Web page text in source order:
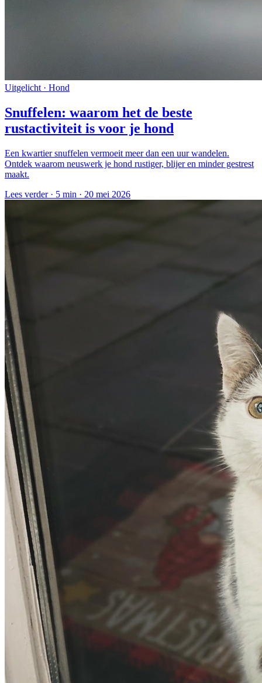
Uitgelicht · Hond
Snuffelen: waarom het de beste
rustactiviteit is voor je hond
Een kwartier snuffelen vermoeit meer dan een uur wandelen.
Ontdek waarom neuswerk je hond rustiger, blijer en minder gestrest
maakt.
Lees verder · 5 min · 20 mei 2026